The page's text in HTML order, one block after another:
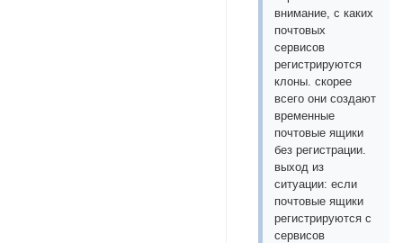
внимание, с каких
почтовых
сервисов
регистрируются
клоны. скорее
всего они создают
временные
почтовые ящики
без регистрации.
выход из
ситуации: если
почтовые ящики
регистрируются с
сервисов